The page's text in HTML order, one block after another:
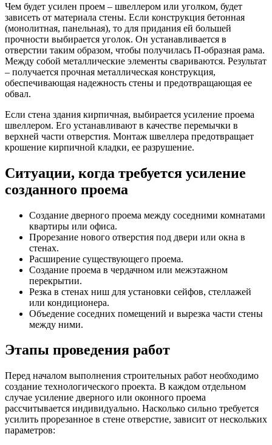
Чем будет усилен проем – швеллером или уголком, будет
зависеть от материала стены. Если конструкция бетонная
(монолитная, панельная), то для придания ей большей
прочности выбирается уголок. Он устанавливается в
отверстии таким образом, чтобы получилась П-образная рама.
Между собой металлические элементы свариваются. Результат
– получается прочная металлическая конструкция,
обеспечивающая надежность стены и предотвращающая ее
обвал.
Если стена здания кирпичная, выбирается усиление проема
швеллером. Его устанавливают в качестве перемычки в
верхней части отверстия. Монтаж швеллера предотвращает
крошение кирпичной кладки, ее разрушение.
Ситуации, когда требуется усиление
созданного проема
Создание дверного проема между соседними комнатами
квартиры или офиса.
Прорезание нового отверстия под двери или окна в
стенах.
Расширение существующего проема.
Создание проема в чердачном или межэтажном
перекрытии.
Резка в стенах ниш для установки сейфов, стеллажей
или кондиционера.
Объедение соседних помещений и вырезка части стены
между ними.
Этапы проведения работ
Перед началом выполнения строительных работ необходимо
создание технологического проекта. В каждом отдельном
случае усиление дверного или оконного проема
рассчитывается индивидуально. Насколько сильно требуется
усилить прорезанное в стене отверстие, зависит от нескольких
параметров: